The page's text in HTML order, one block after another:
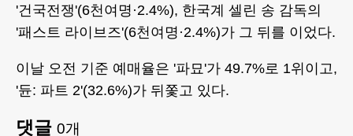
'건국전쟁'(6천여명·2.4%), 한국계 셀린 송 감독의
'패스트 라이브즈'(6천여명·2.4%)가 그 뒤를 이었다.
이날 오전 기준 예매율은 '파묘'가 49.7%로 1위이고,
'듄: 파트 2'(32.6%)가 뒤쫓고 있다.
댓글 0개